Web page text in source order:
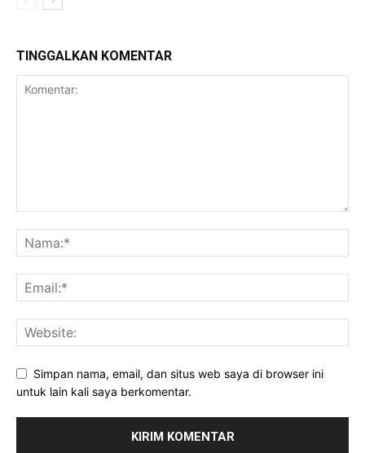
TINGGALKAN KOMENTAR
Simpan nama, email, dan situs web saya di browser ini
untuk lain kali saya berkomentar.